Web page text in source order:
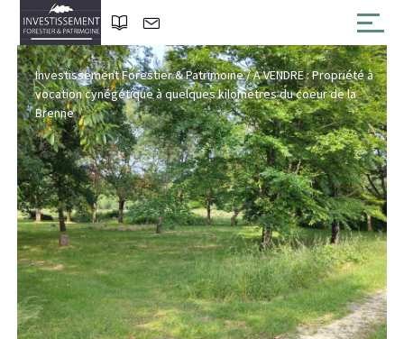
Investissement Forestier & Patrimoine/A VENDRE : Propriété à
vocation cynégétique à quelques kilomètres du coeur de la
Brenne